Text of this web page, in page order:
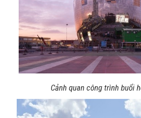
Cảnh quan công trình buổi